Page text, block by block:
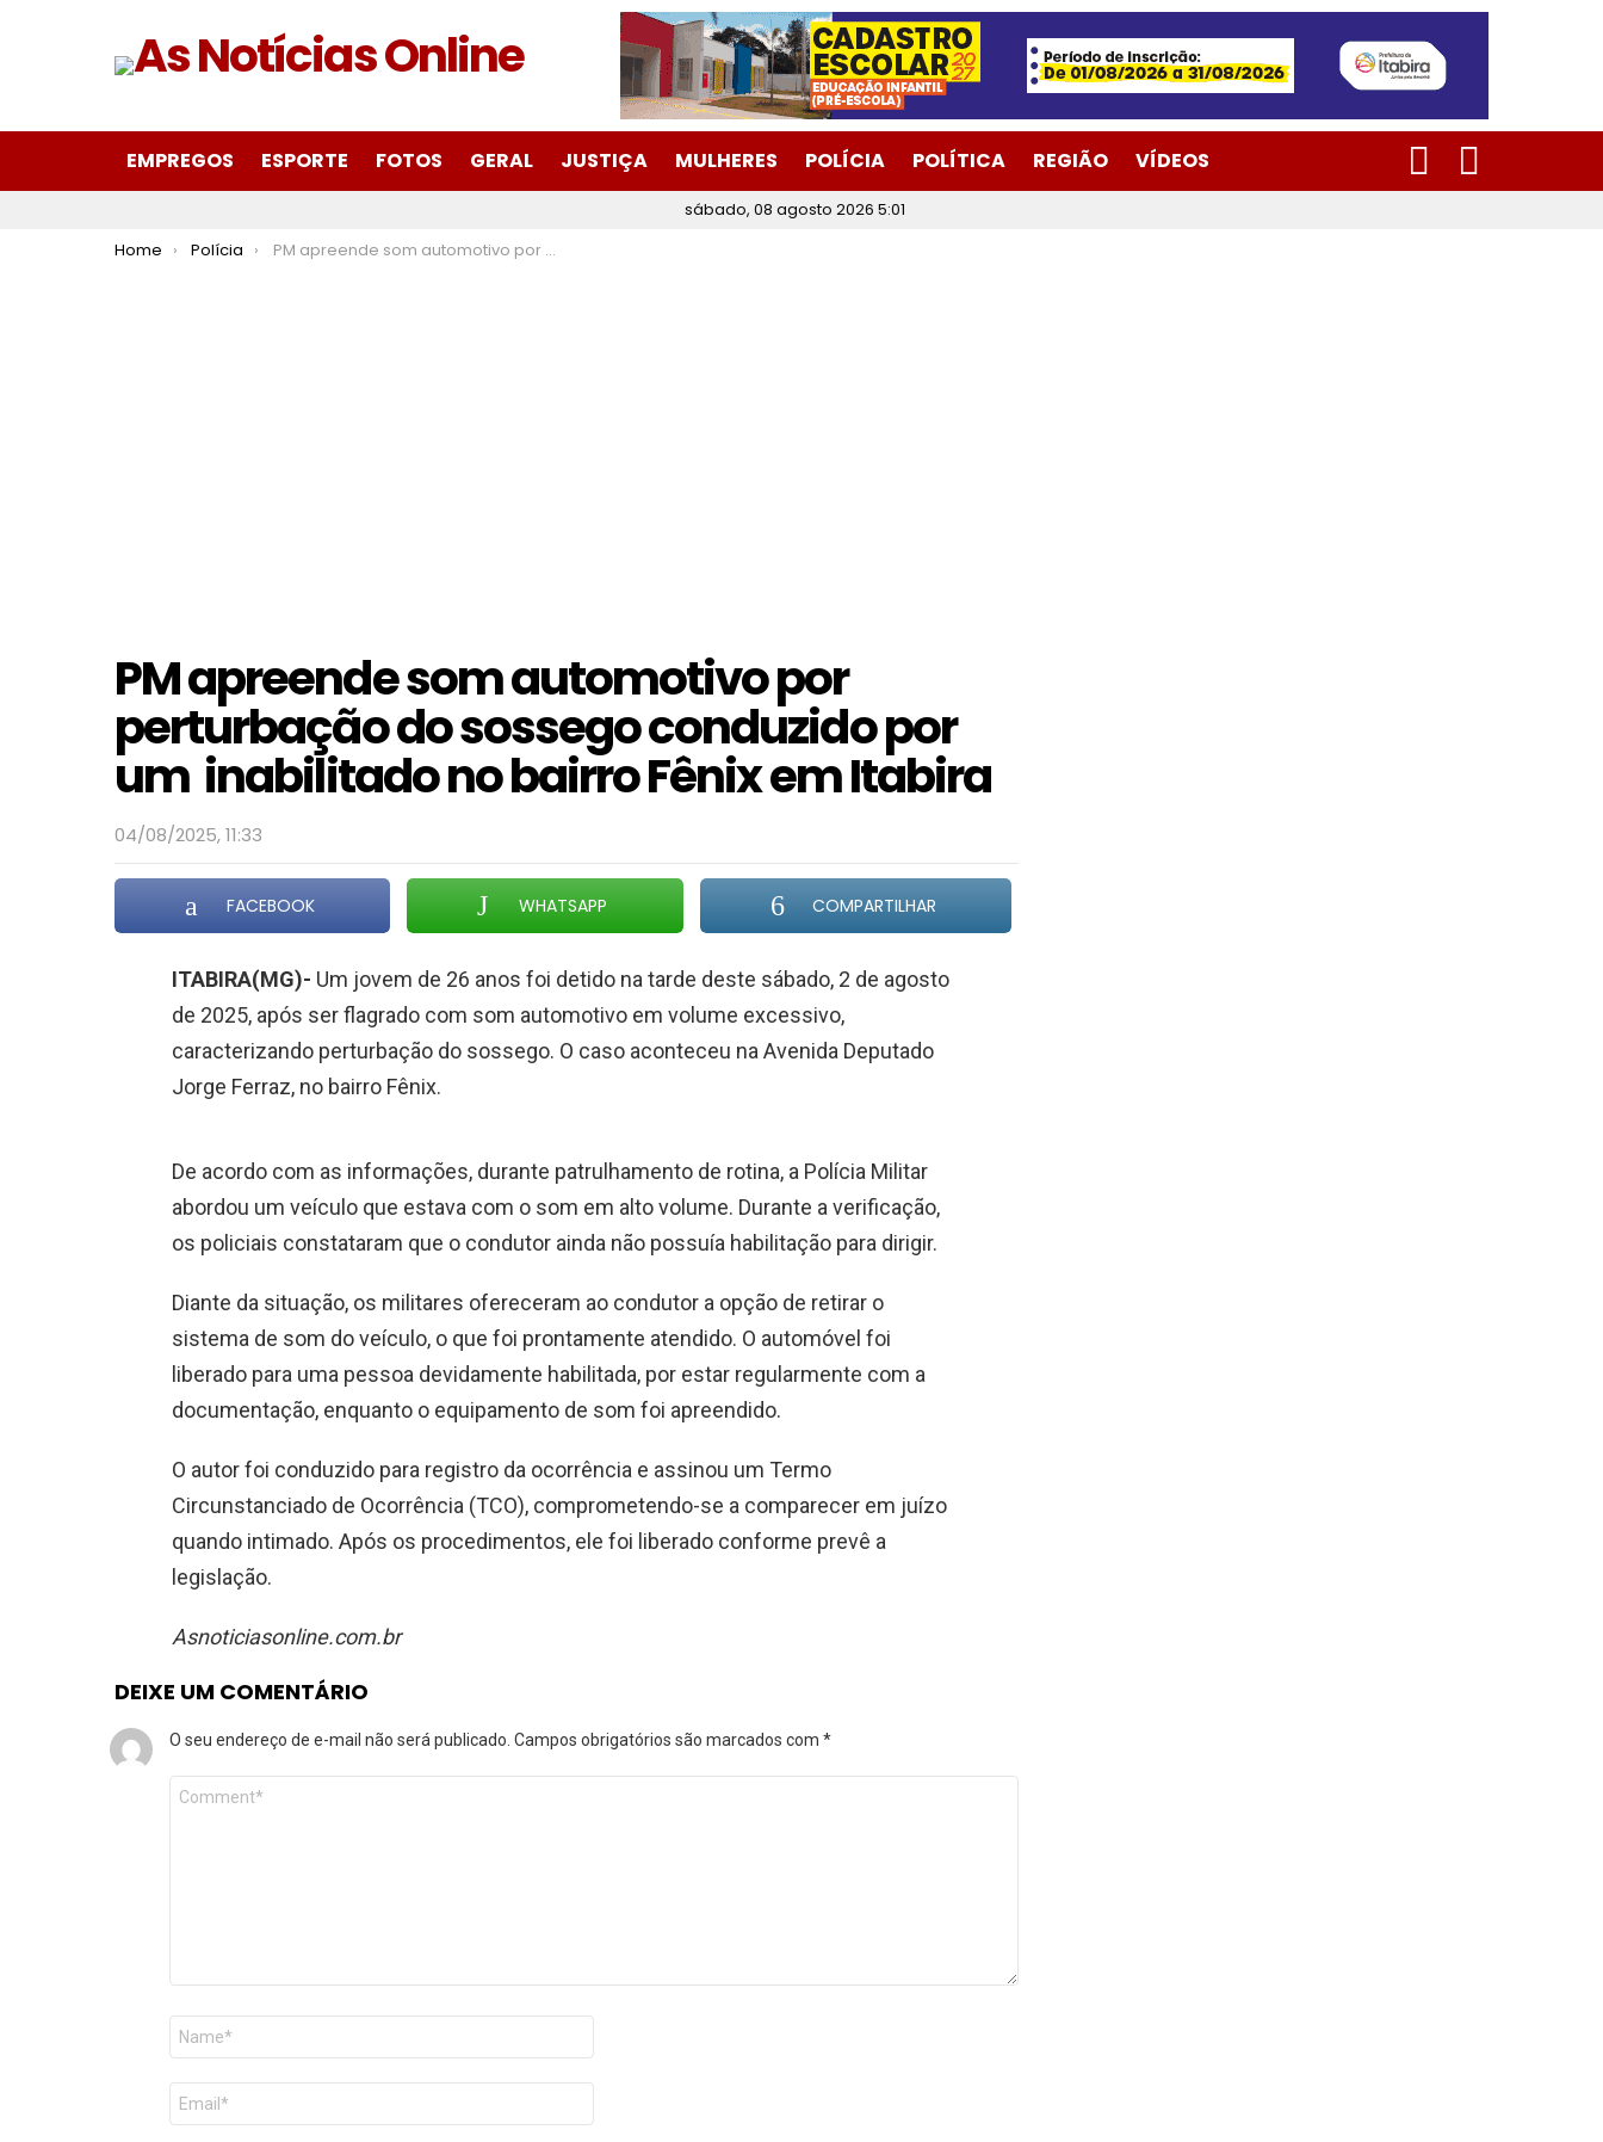
EMPREGOS ESPORTE FOTOS GERAL JUSTIÇA MULHERES POLÍCIA POLÍTICA REGIÃO VÍDEOS
SEARCH
sábado, 08 agosto 2026 5:01
You are here:
Home Polícia PM apreende som automotivo por perturbação do sossego conduzido por um inabilitado no bairro Fênix em Itabira
PM apreende som automotivo por
perturbação do sossego conduzido por
um inabilitado no bairro Fênix em Itabira
04/08/2025, 11:33
FACEBOOK WHATSAPP COMPARTILHAR
ITABIRA(MG)- Um jovem de 26 anos foi detido na tarde deste sábado, 2 de agosto
de 2025, após ser flagrado com som automotivo em volume excessivo,
caracterizando perturbação do sossego. O caso aconteceu na Avenida Deputado
Jorge Ferraz, no bairro Fênix.
De acordo com as informações, durante patrulhamento de rotina, a Polícia Militar
abordou um veículo que estava com o som em alto volume. Durante a verificação,
os policiais constataram que o condutor ainda não possuía habilitação para dirigir.
Diante da situação, os militares ofereceram ao condutor a opção de retirar o
sistema de som do veículo, o que foi prontamente atendido. O automóvel foi
liberado para uma pessoa devidamente habilitada, por estar regularmente com a
documentação, enquanto o equipamento de som foi apreendido.
O autor foi conduzido para registro da ocorrência e assinou um Termo
Circunstanciado de Ocorrência (TCO), comprometendo-se a comparecer em juízo
quando intimado. Após os procedimentos, ele foi liberado conforme prevê a
legislação.
Asnoticiasonline.com.br
DEIXE UM COMENTÁRIO
O seu endereço de e-mail não será publicado. Campos obrigatórios são marcados com *
Comentário
Nome
E-
mail
*